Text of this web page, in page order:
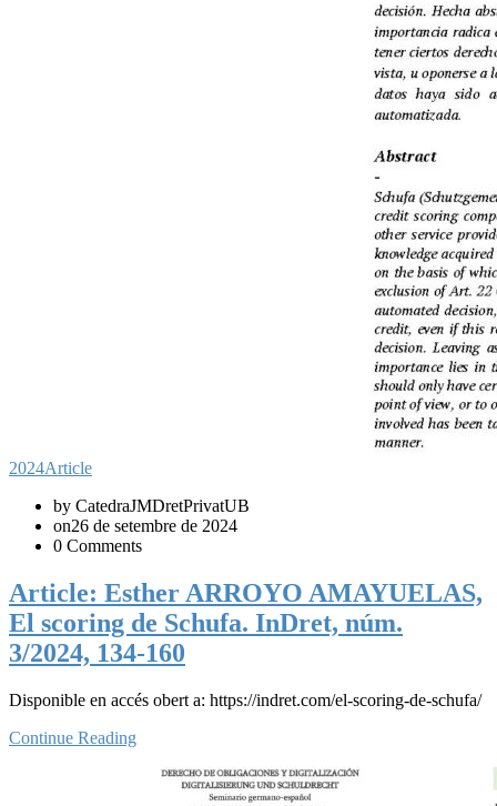
2024Article
by CatedraJMDretPrivatUB
on26 de setembre de 2024
0 Comments
Article: Esther ARROYO AMAYUELAS,
El scoring de Schufa. InDret, núm.
3/2024, 134-160
Disponible en accés obert a: https://indret.com/el-scoring-de-schufa/
Continue Reading